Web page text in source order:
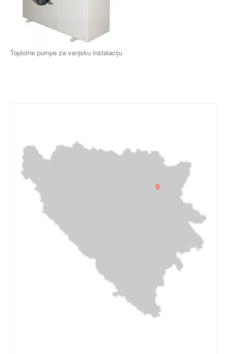
Toplotne pumpe za vanjsku instalaciju